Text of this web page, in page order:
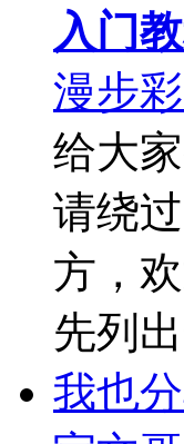
入门
漫步
给大
请绕
方，
先列
我也